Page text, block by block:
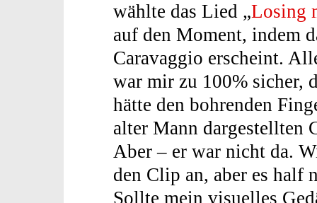
wählte das Lied „Losing
auf den Moment, indem
Caravaggio erscheint.
war mir zu 100% sicher,
hätte den bohrenden
alter Mann dargestellten
Aber – er war nicht da.
den Clip an, aber es half
Sollte mein visuelles